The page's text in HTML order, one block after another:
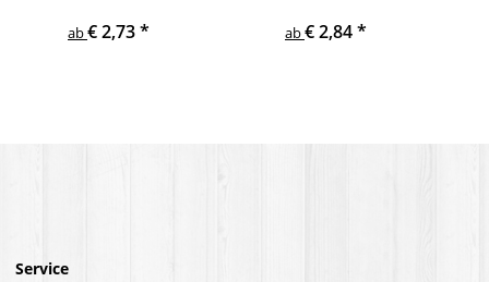
Durchmessern
ab€ 2,73*
Querschnitten und
ab€ 2,84*
Service